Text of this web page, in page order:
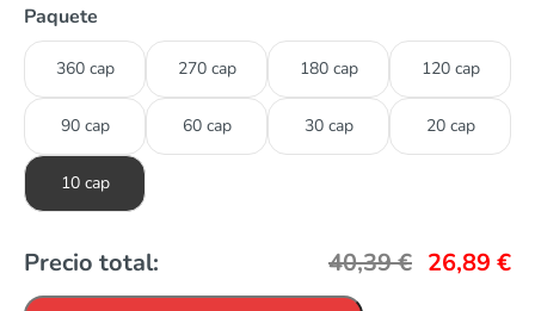
Paquete
360 cap 270 cap 180 cap 120 cap
90 cap 60 cap 30 cap 20 cap
10 cap
Precio total: 40,39€ 26,89 €